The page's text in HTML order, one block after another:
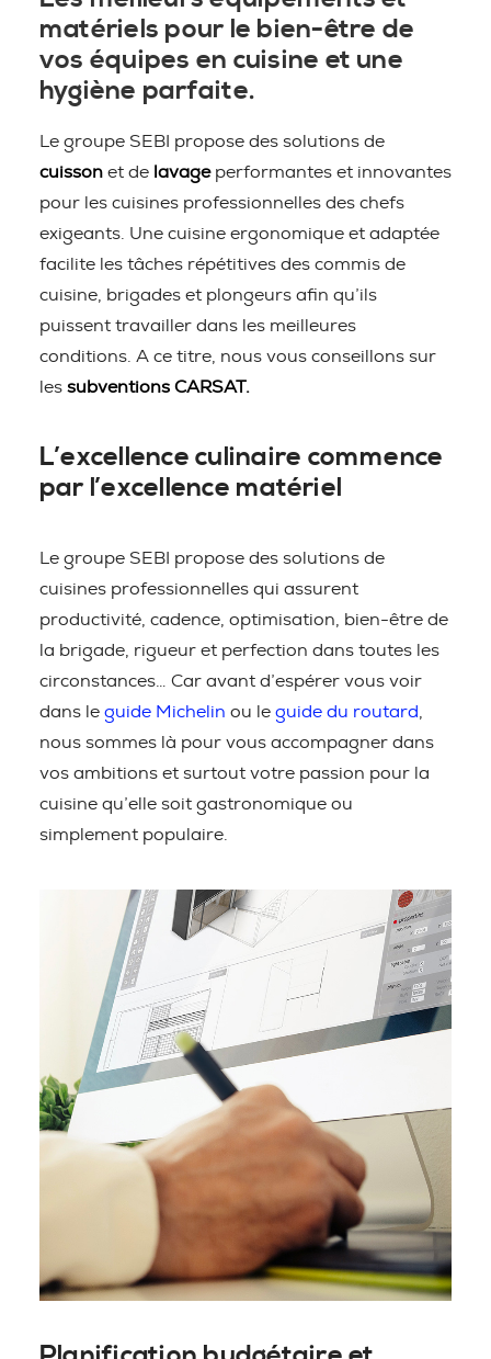
matériels pour le bien-être de
vos équipes en cuisine et une
hygiène parfaite.
Le groupe SEBI propose des solutions de
cuisson et de lavageperformantes et innovantes
pour les cuisines professionnelles des chefs
exigeants. Une cuisine ergonomique et adaptée
facilite les tâches répétitives des commis de
cuisine, brigades et plongeurs afin qu’ils
puissent travailler dans les meilleures
conditions. A ce titre, nous vous conseillons sur
les subventions CARSAT.
L’excellence culinaire commence
par l’excellence matériel
Le groupe SEBI propose des solutions de
cuisines professionnelles qui assurent
productivité, cadence, optimisation, bien-être de
la brigade, rigueur et perfection dans toutes les
circonstances… Car avant d’espérer vous voir
dans le guide Michelin ou le guide du routard
nous sommes là pour vous accompagner dans
vos ambitions et surtout votre passion pour la
cuisine qu’elle soit gastronomique ou
simplement populaire.